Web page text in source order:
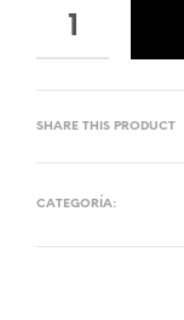
SHARE THIS PRODUCT
CATEGORÍA: